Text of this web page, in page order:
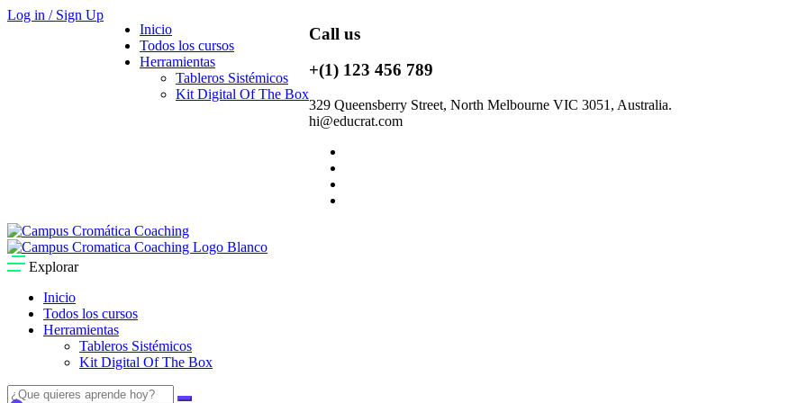
Log in / Sign Up
Inicio
Todos los cursos
Herramientas
Tableros Sistémicos
Kit Digital Of The Box
Call us
+(1) 123 456 789
329 Queensberry Street, North Melbourne VIC 3051, Australia.
hi@educrat.com
Explorar
Inicio
Todos los cursos
Herramientas
Tableros Sistémicos
Kit Digital Of The Box